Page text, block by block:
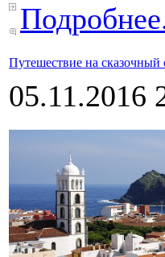
Путешествие на сказочный
05.11.2016